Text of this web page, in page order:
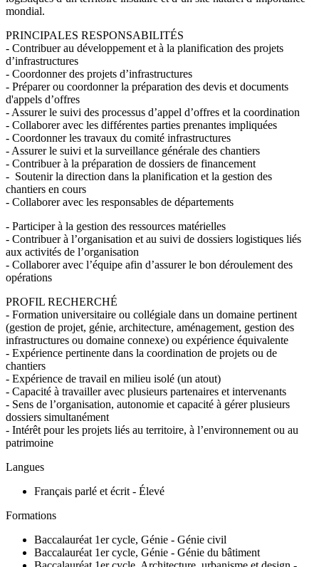
mondial.
PRINCIPALES RESPONSABILITÉS
- Contribuer au développement et à la planification des projets
d’infrastructures
- Coordonner des projets d’infrastructures
- Préparer ou coordonner la préparation des devis et documents
d'appels d’offres
- Assurer le suivi des processus d’appel d’offres et la coordination
- Collaborer avec les différentes parties prenantes impliquées
- Coordonner les travaux du comité infrastructures
- Assurer le suivi et la surveillance générale des chantiers
- Contribuer à la préparation de dossiers de financement
- Soutenir la direction dans la planification et la gestion des
chantiers en cours
- Collaborer avec les responsables de départements
- Participer à la gestion des ressources matérielles
- Contribuer à l’organisation et au suivi de dossiers logistiques liés
aux activités de l’organisation
- Collaborer avec l’équipe afin d’assurer le bon déroulement des
opérations
PROFIL RECHERCHÉ
- Formation universitaire ou collégiale dans un domaine pertinent
(gestion de projet, génie, architecture, aménagement, gestion des
infrastructures ou domaine connexe) ou expérience équivalente
- Expérience pertinente dans la coordination de projets ou de
chantiers
- Expérience de travail en milieu isolé (un atout)
- Capacité à travailler avec plusieurs partenaires et intervenants
- Sens de l’organisation, autonomie et capacité à gérer plusieurs
dossiers simultanément
- Intérêt pour les projets liés au territoire, à l’environnement ou au
patrimoine
Langues
Français parlé et écrit - Élevé
Formations
Baccalauréat 1er cycle, Génie - Génie civil
Baccalauréat 1er cycle, Génie - Génie du bâtiment